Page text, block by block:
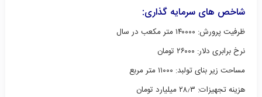
شاخص های سرمایه گذاری:
ظرفیت پرورش: ۱۴۰۰۰۰ متر مکعب در سال
نرخ برابری دلار: ۲۶۰۰۰ تومان
مساحت زیر بنای تولبد: ۱۱۰۰۰ متر مربع
هزینه تجهیزات: ۲۸٫۳ میلیارد تومان